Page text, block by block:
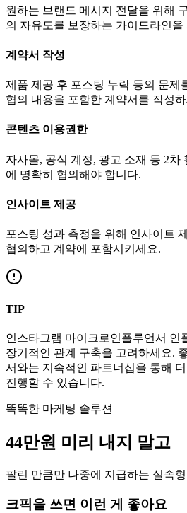
원하는 브랜드 메시지 전달을 위해
의 자유도를 보장하는 가이드라인을
계약서 작성
제품 제공 후 포스팅 누락 등의 문제
협의 내용을 포함한 계약서를 작성
콘텐츠 이용권한
자사몰, 공식 계정, 광고 소재 등 2차
에 명확히 협의해야 합니다.
인사이트 제공
포스팅 성과 측정을 위해 인사이트
협의하고 계약에 포함시키세요.
TIP
인스타그램 마이크로인플루언서 인
장기적인 관계 구축을 고려하세요.
서와는 지속적인 파트너십을 통해
진행할 수 있습니다.
똑똑한 마케팅 솔루션
44만원 미리 내지 말고
팔린 만큼만 나중에 지급하는 실속
크픽을 쓰면 이런 게 좋아요